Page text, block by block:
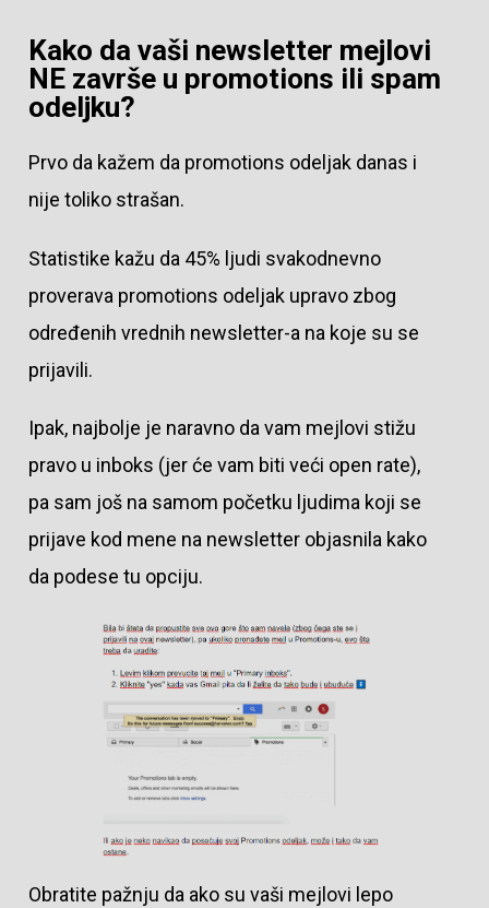
Kako da vaši newsletter mejlovi
NE završe u promotions ili spam
odeljku?
Prvo da kažem da promotions odeljak danas i
nije toliko strašan.
Statistike kažu da 45% ljudi svakodnevno
proverava promotions odeljak upravo zbog
određenih vrednih newsletter-a na koje su se
prijavili.
Ipak, najbolje je naravno da vam mejlovi stižu
pravo u inboks (jer će vam biti veći open rate),
pa sam još na samom početku ljudima koji se
prijave kod mene na newsletter objasnila kako
da podese tu opciju.
Obratite pažnju da ako su vaši mejlovi lepo